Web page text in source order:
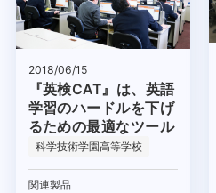
2018/06/15
『英検CAT』は、英語
学習のハードルを下げ
るための最適なツール
科学技術学園高等学校
関連製品